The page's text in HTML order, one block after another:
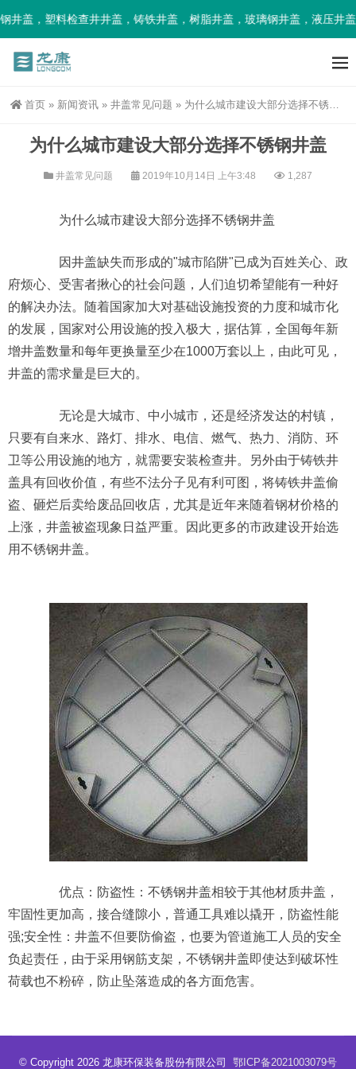
盖，塑料检查井井盖，铸铁井盖，树脂井盖，玻璃钢井盖，液压井盖
首页 » 新闻资讯 » 井盖常见问题 » 为什么城市建设大部分选择不锈钢井盖
为什么城市建设大部分选择不锈钢井盖
井盖常见问题 2019年10月14日 上午3:48 1,287
为什么城市建设大部分选择不锈钢井盖
因井盖缺失而形成的"城市陷阱"已成为百姓关心、政
府烦心、受害者揪心的社会问题，人们迫切希望能有一种好
的解决办法。随着国家加大对基础设施投资的力度和城市化
的发展，国家对公用设施的投入极大，据估算，全国每年新
增井盖数量和每年更换量至少在1000万套以上，由此可见，
井盖的需求量是巨大的。
无论是大城市、中小城市，还是经济发达的村镇，
只要有自来水、路灯、排水、电信、燃气、热力、消防、环
卫等公用设施的地方，就需要安装检查井。另外由于铸铁井
盖具有回收价值，有些不法分子见有利可图，将铸铁井盖偷
盗、砸烂后卖给废品回收店，尤其是近年来随着钢材价格的
上涨，井盖被盗现象日益严重。因此更多的市政建设开始选
用不锈钢井盖。
优点：防盗性：不锈钢井盖相较于其他材质井盖，
牢固性更加高，接合缝隙小，普通工具难以撬开，防盗性能
强;安全性：井盖不但要防偷盗，也要为管道施工人员的安全
负起责任，由于采用钢筋支架，不锈钢井盖即使达到破坏性
荷载也不粉碎，防止坠落造成的各方面危害。
© Copyright 2026 龙康环保装备股份有限公司 鄂ICP备2021003079号